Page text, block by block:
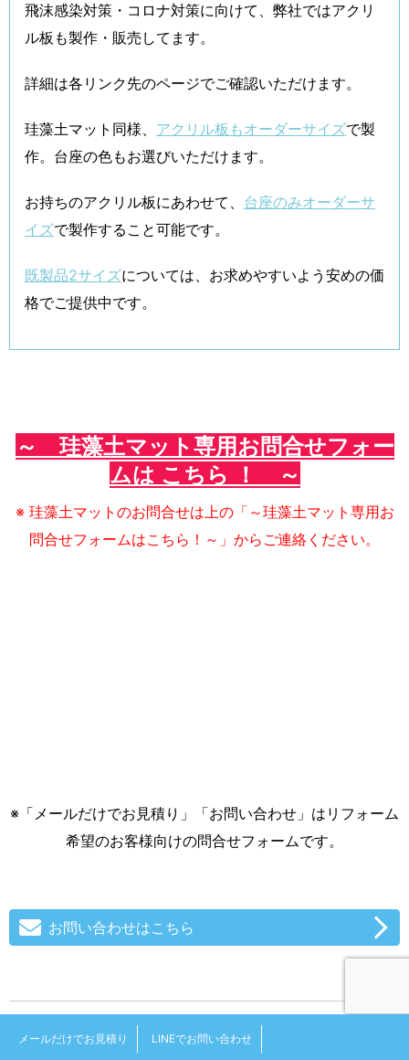
飛沫感染対策・コロナ対策に向けて、弊社ではアクリ
ル板も製作・販売してます。
詳細は各リンク先のページでご確認いただけます。
珪藻土マット同様、 アクリル板もオーダーサイズで製
作。台座の色もお選びいただけます。
お持ちのアクリル板にあわせて、 台座のみオーダーサ
イズで製作すること可能です。
既製品2サイズについては、お求めやすいよう安めの価
格でご提供中です。
～ 珪藻土マット専用お問合せフォー
ムは こちら ！ ～
※ 珪藻土マットのお問合せは上の「～珪藻土マット専用お
問合せフォームはこちら！～」からご連絡ください。
※「メールだけでお見積り」「お問い合わせ」はリフォーム
希望のお客様向けの問合せフォームです。
お問い合わせはこちら
＜ 前の記事
メールだけでお見積り LINEでお問い合わせ